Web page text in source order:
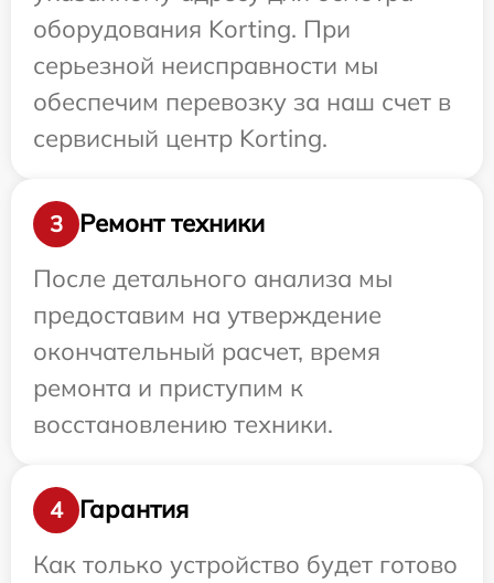
оборудования Korting. При
серьезной неисправности мы
обеспечим перевозку за наш счет в
сервисный центр Korting.
3
Ремонт техники
После детального анализа мы
предоставим на утверждение
окончательный расчет, время
ремонта и приступим к
восстановлению техники.
4
Гарантия
Как только устройство будет готово